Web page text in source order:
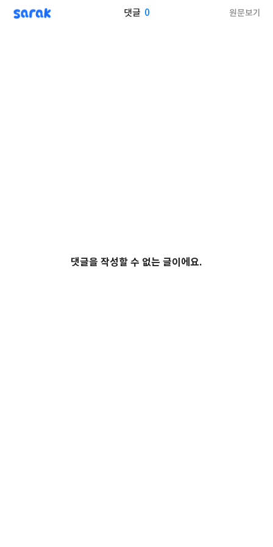
sarak 댓글 0 원문보기
댓글을 작성할 수 없는 글이에요.